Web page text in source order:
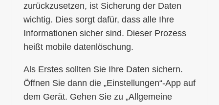
zurückzusetzen, ist Sicherung der Daten
wichtig. Dies sorgt dafür, dass alle Ihre
Informationen sicher sind. Dieser Prozess
heißt mobile datenlöschung.
Als Erstes sollten Sie Ihre Daten sichern.
Öffnen Sie dann die „Einstellungen“-App auf
dem Gerät. Gehen Sie zu „Allgemeine